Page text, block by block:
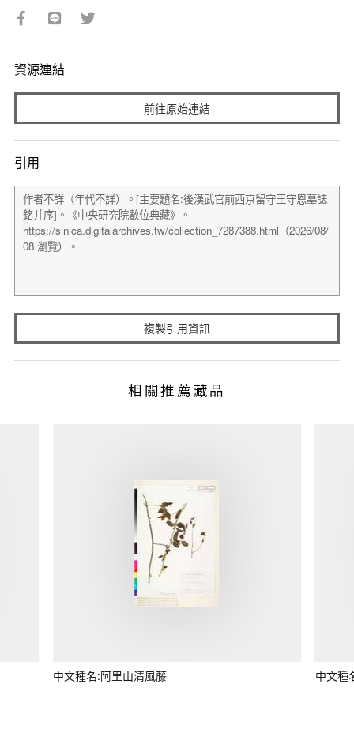
資源連結
前往原始連結
引用
複製引用資訊
相關推薦藏品
中文種名:阿里山清風藤 中文種